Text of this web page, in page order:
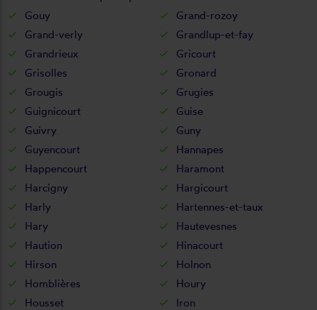
Gouy
Grand-rozoy
Grand-verly
Grandlup-et-fay
Grandrieux
Gricourt
Grisolles
Gronard
Grougis
Grugies
Guignicourt
Guise
Guivry
Guny
Guyencourt
Hannapes
Happencourt
Haramont
Harcigny
Hargicourt
Harly
Hartennes-et-taux
Hary
Hautevesnes
Haution
Hinacourt
Hirson
Holnon
Homblières
Houry
Housset
Iron